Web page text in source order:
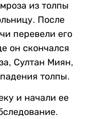
из толпы
После
перевели его
он скончался
Султан Миян,
толпы.
и начали ее